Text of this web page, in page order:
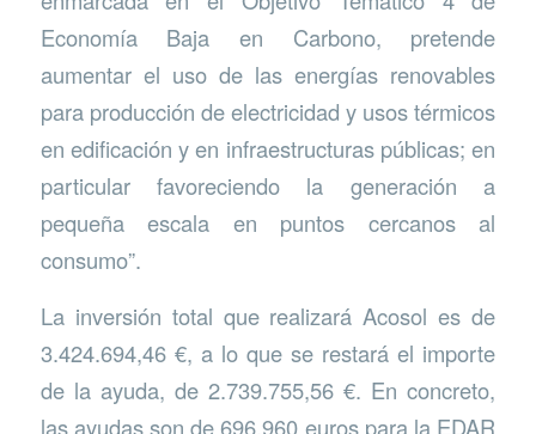
Economía Baja en Carbono, pretende
aumentar el uso de las energías renovables
para producción de electricidad y usos térmicos
en edificación y en infraestructuras públicas; en
particular favoreciendo la generación a
pequeña escala en puntos cercanos al
consumo”.
La inversión total que realizará Acosol es de
3.424.694,46 €, a lo que se restará el importe
de la ayuda, de 2.739.755,56 €. En concreto,
las ayudas son de 696.960 euros para la EDAR